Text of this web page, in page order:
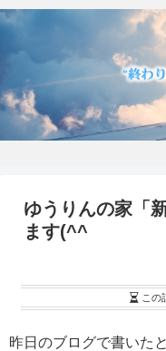
ゆうりんの家「
ます(^^ゞ
この
昨日のブログで書いた